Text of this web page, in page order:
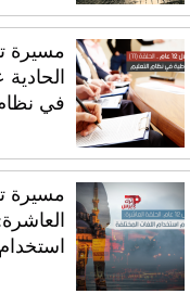
في نظام